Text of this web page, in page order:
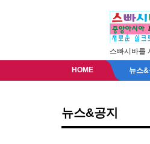
스빠시바를
HOME 뉴스&
뉴스&공지